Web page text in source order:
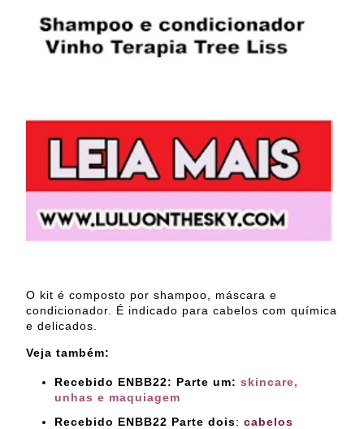
O kit é composto por shampoo, máscara e
condicionador. É indicado para cabelos com química
e delicados.
Veja também:
Recebido ENBB22: Parte um: skincare,
unhas e maquiagem
Recebido ENBB22 Parte dois: cabelos